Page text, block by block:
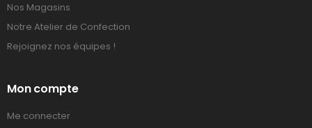
Nos Magasins
Notre Atelier de Confection
Rejoignez nos équipes !
Mon compte
Me connecter